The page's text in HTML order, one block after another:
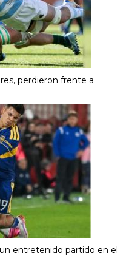
perdieron frente a
entretenido partido en el